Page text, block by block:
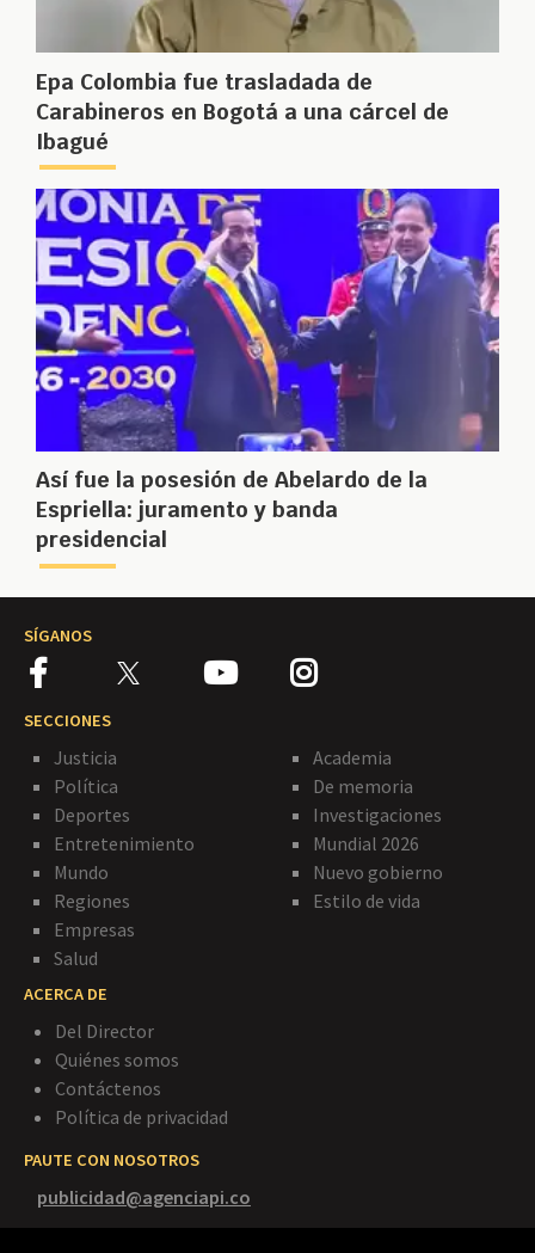
Epa Colombia fue trasladada de
Carabineros en Bogotá a una cárcel de
Ibagué
Así fue la posesión de Abelardo de la
Espriella: juramento y banda
presidencial
SÍGANOS
SECCIONES
Justicia
Política
Deportes
Entretenimiento
Mundo
Regiones
Empresas
Salud
Academia
De memoria
Investigaciones
Mundial 2026
Nuevo gobierno
Estilo de vida
ACERCA DE
Del Director
Quiénes somos
Contáctenos
Política de privacidad
PAUTE CON NOSOTROS
publicidad@agenciapi.co